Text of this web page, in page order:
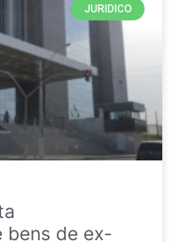
JURIDICO
bens de ex-